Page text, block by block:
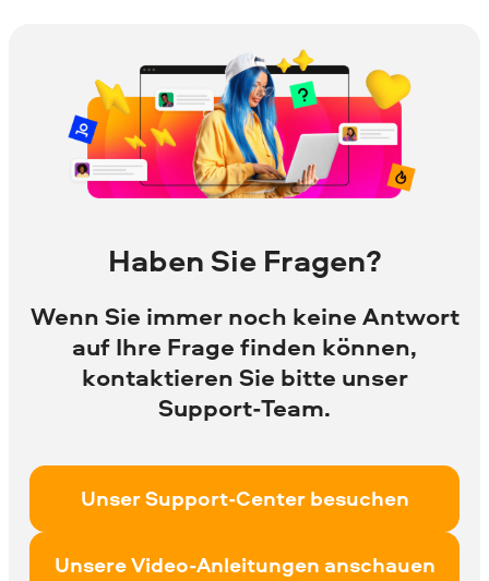
Haben Sie Fragen?
Wenn Sie immer noch keine Antwort
auf Ihre Frage finden können,
kontaktieren Sie bitte unser
Support-Team.
Unser Support-Center besuchen
Unsere Video-Anleitungen anschauen